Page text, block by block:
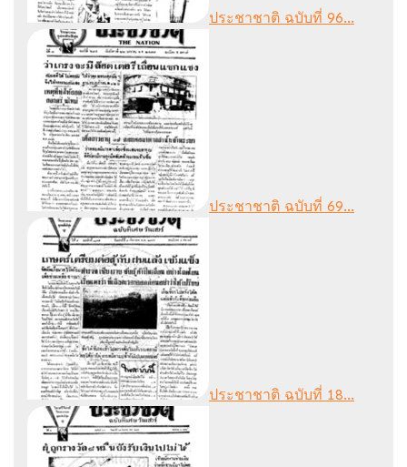
ประชาชาติ ฉบับที่ 96...
ประชาชาติ ฉบับที่ 69...
ประชาชาติ ฉบับที่ 18...